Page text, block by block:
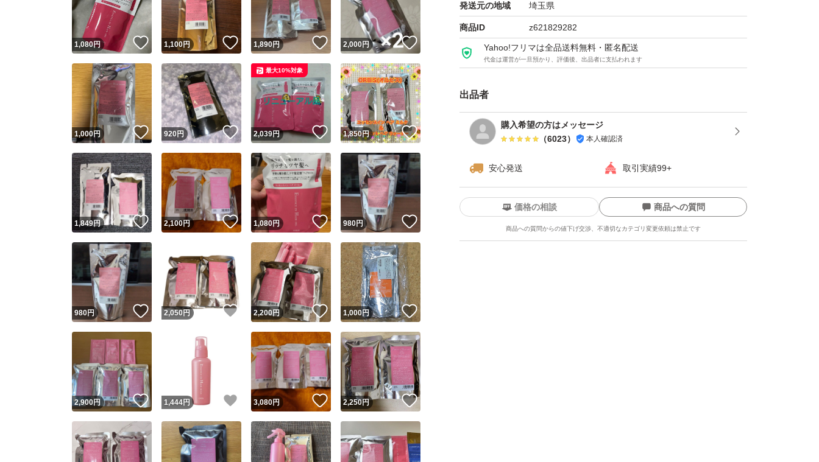
発送元の地域 埼玉県
商品ID z621829282
Yahoo!フリマは全品送料無料・匿名配送
代金は運営が一旦預かり、評価後、出品者に支払われます
出品者
購入希望の方はメッセージ
（6023） 本人確認済
安心発送 取引実績99+
ユーザーの実績について
Yahoo!フリマが定めた一定の基準を満たしたユーザーにバッジを付与しています
安心取引出品者
価格の相談 商品への質問
商品への質問からの値下げ交渉、不適切なカテゴリ変更依頼は禁止です
この商品の情報をコピーします
1,080円 いいね！
1,100円 いいね！
1,890円 いいね！
2,000円 いいね！
1,000円 いいね！
920円 いいね！
2,039円 いいね！
最大10%対象
1,850円 いいね！
1,849円 いいね！
2,100円 いいね！
1,080円 いいね！
980円
980円 いいね！
2,050 円 いいね！
2,200円 いいね！
1,000円
2,900円 いいね！
1,444円 いいね！
3,080円 いいね！
2,250円 いいね！